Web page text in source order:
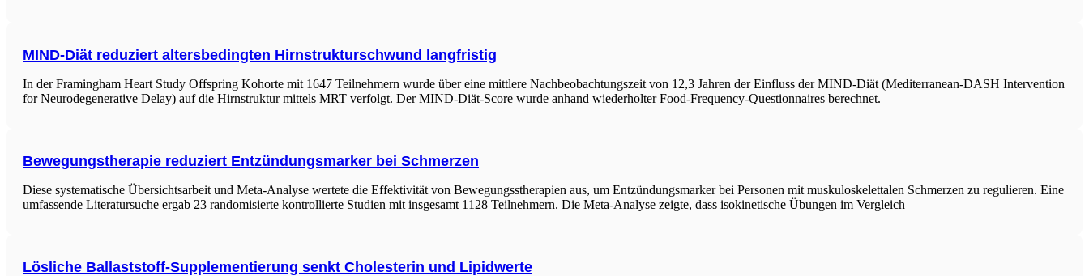
MIND-Diät reduziert altersbedingten Hirnstrukturschwund langfristig
In der Framingham Heart Study Offspring Kohorte mit 1647 Teilnehmern wurde über eine mittlere Nachbeobachtungszeit von 12,3 Jahren der Einfluss der MIND-Diät (Mediterranean-DASH Intervention
for Neurodegenerative Delay) auf die Hirnstruktur mittels MRT verfolgt. Der MIND-Diät-Score wurde anhand wiederholter Food-Frequency-Questionnaires berechnet.
Bewegungstherapie reduziert Entzündungsmarker bei Schmerzen
Diese systematische Übersichtsarbeit und Meta-Analyse wertete die Effektivität von Bewegungsstherapien aus, um Entzündungsmarker bei Personen mit muskuloskelettalen Schmerzen zu regulieren. Eine
umfassende Literatursuche ergab 23 randomisierte kontrollierte Studien mit insgesamt 1128 Teilnehmern. Die Meta-Analyse zeigte, dass isokinetische Übungen im Vergleich
Lösliche Ballaststoff-Supplementierung senkt Cholesterin und Lipidwerte